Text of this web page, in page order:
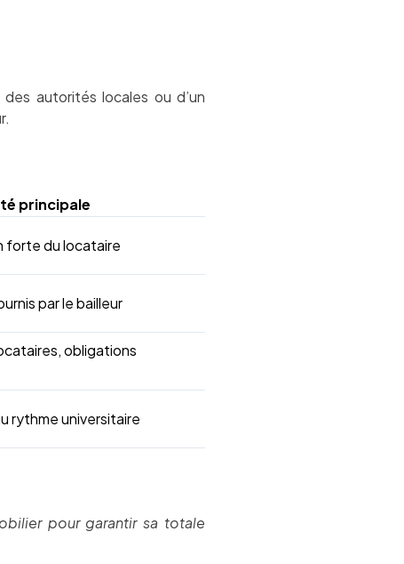
autorités locales ou d’un
principale
forte du locataire
par le bailleur
obligations
rythme universitaire
pour garantir sa totale